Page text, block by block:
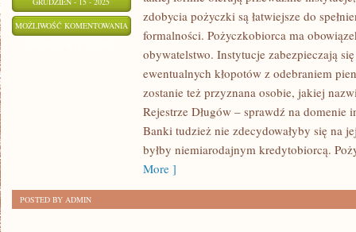
MOŻLIWOŚĆ KOMENTOWANIA
SWOJĄ
zdobycia pożyczki są łatwiejsze do
formalności. Pożyczkobiorca ma
obywatelstwo. Instytucje zabezpieczają
ewentualnych kłopotów z odebraniem
zostanie też przyznana osobie, jakiej
Rejestrze Długów – sprawdź na
Banki tudzież nie zdecydowałyby się na
byłby niemiarodajnym kredytobiorcą.
More ]
POSTED BY ADMIN